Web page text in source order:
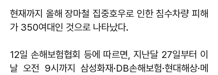
현재까지 올해 장마철 집중호우로 인한 침수차량 피해
가 350여대인 것으로 나타났다.
12일 손해보험협회 등에 따르면, 지난달 27일부터 이
날 오전 9시까지 삼성화재·DB손해보험·현대해상·메